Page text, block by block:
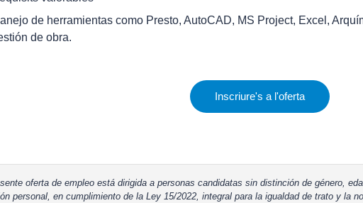
de herramientas como Presto, AutoCAD, MS Project, Excel,
de obra.
Inscriure's a l'oferta
oferta de empleo está dirigida a personas candidatas sin distinción de género,
personal, en cumplimiento de la Ley 15/2022, integral para la igualdad de trato y la